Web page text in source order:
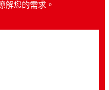
解您的需求。